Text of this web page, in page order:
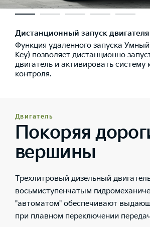
Дистанционный запуск двигателя
Функция удаленного запуска
Key) позволяет дистанционно
двигатель и активировать систему
контроля.
Двигатель
Покоряя
вершины
Трехлитровый дизельный
восьмиступенчатым
"автоматом" обеспечивают
при плавном переключении